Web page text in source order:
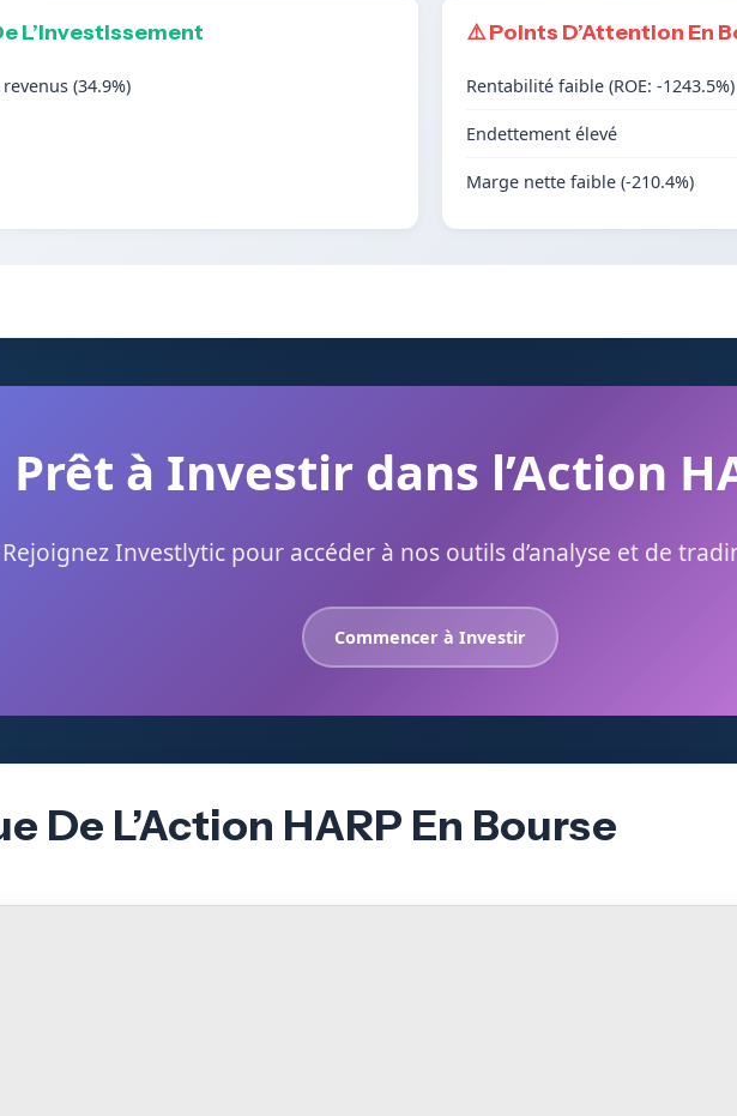
L’Investissement
(34.9%)
⚠️ Points D’Attention En
Rentabilité faible (ROE: -1243.5%)
Endettement élevé
Marge nette faible (-210.4%)
Prêt à Investir dans l’Action
Rejoignez Investlytic pour accéder à nos outils d’analyse et de
Commencer à Investir
De L’Action HARP En Bourse